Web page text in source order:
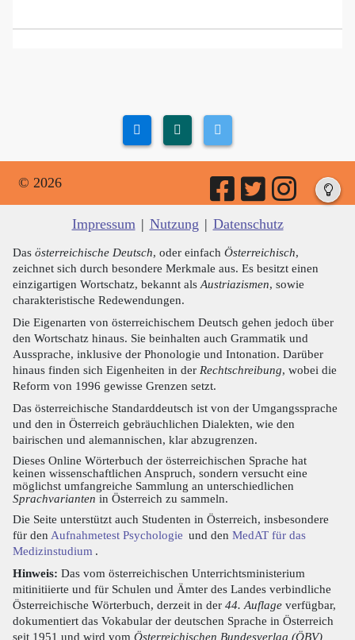
© 2026
Impressum | Nutzung | Datenschutz
Das österreichische Deutsch, oder einfach Österreichisch,
zeichnet sich durch besondere Merkmale aus. Es besitzt einen
einzigartigen Wortschatz, bekannt als Austriazismen, sowie
charakteristische Redewendungen.
Die Eigenarten von österreichischem Deutsch gehen jedoch über
den Wortschatz hinaus. Sie beinhalten auch Grammatik und
Aussprache, inklusive der Phonologie und Intonation. Darüber
hinaus finden sich Eigenheiten in der Rechtschreibung, wobei die
Reform von 1996 gewisse Grenzen setzt.
Das österreichische Standarddeutsch ist von der Umgangssprache
und den in Österreich gebräuchlichen Dialekten, wie den
bairischen und alemannischen, klar abzugrenzen.
Dieses Online Wörterbuch der österreichischen Sprache hat
keinen wissenschaftlichen Anspruch, sondern versucht eine
möglichst umfangreiche Sammlung an unterschiedlichen
Sprachvarianten in Österreich zu sammeln.
Die Seite unterstützt auch Studenten in Österreich, insbesondere
für den Aufnahmetest Psychologie und den MedAT für das
Medizinstudium .
Hinweis: Das vom österreichischen Unterrichtsministerium
mitinitiierte und für Schulen und Ämter des Landes verbindliche
Österreichische Wörterbuch, derzeit in der 44. Auflage verfügbar,
dokumentiert das Vokabular der deutschen Sprache in Österreich
seit 1951 und wird vom Österreichischen Bundesverlag (ÖBV)